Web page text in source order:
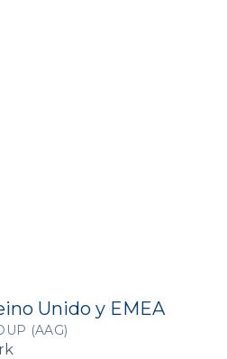
Unido y EMEA
(AAG)